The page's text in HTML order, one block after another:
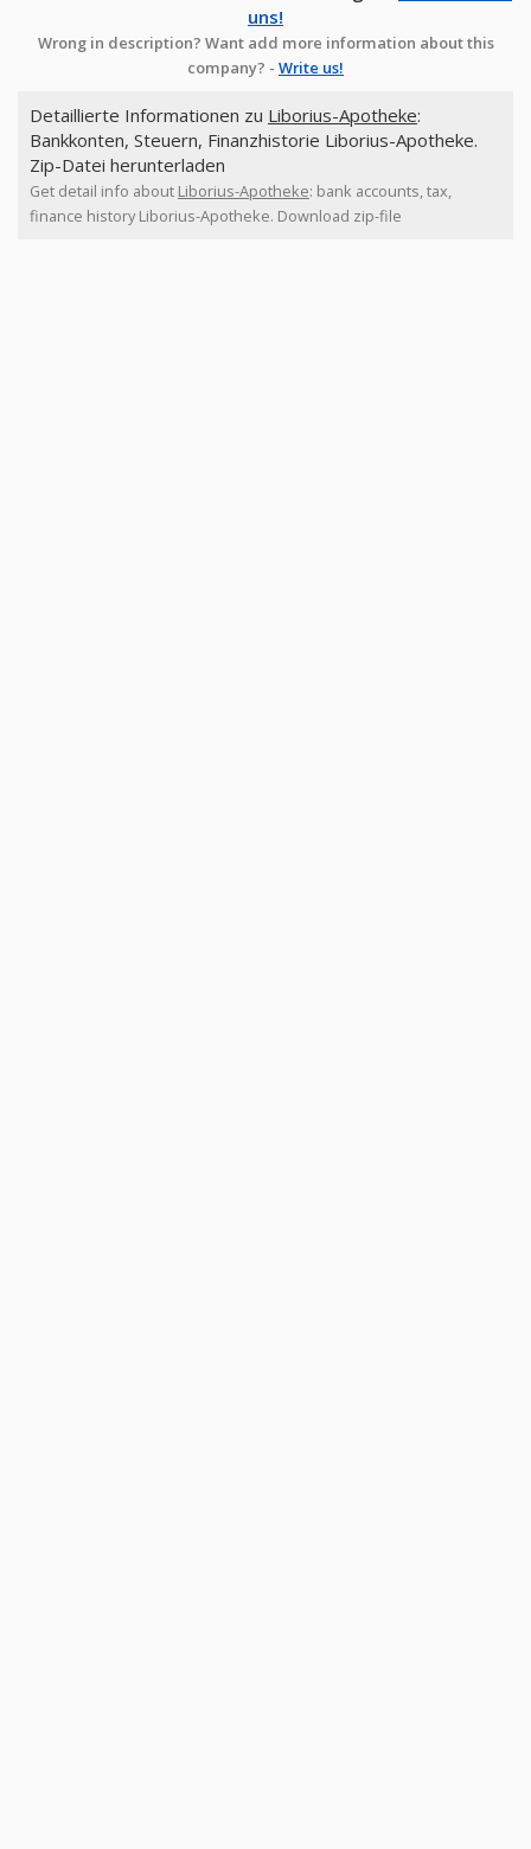
uns!
Wrong in description? Want add more information about this
company? - Write us!
Detaillierte Informationen zu Liborius-Apotheke:
Bankkonten, Steuern, Finanzhistorie Liborius-Apotheke.
Zip-Datei herunterladen
Get detail info about Liborius-Apotheke: bank accounts, tax,
finance history Liborius-Apotheke. Download zip-file